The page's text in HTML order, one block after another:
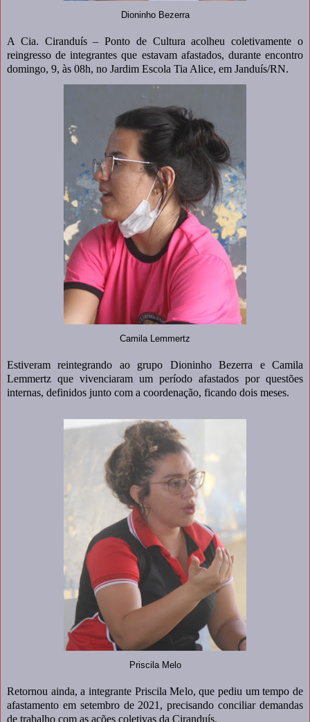
Dioninho Bezerra
A Cia. Ciranduís – Ponto de Cultura acolheu coletivamente o
reingresso de integrantes que estavam afastados, durante encontro
domingo, 9, às 08h, no Jardim Escola Tia Alice, em Janduís/RN.
Camila Lemmertz
Estiveram reintegrando ao grupo Dioninho Bezerra e Camila
Lemmertz que vivenciaram um período afastados por questões
internas, definidos junto com a coordenação, ficando dois meses.
Priscila Melo
Retornou ainda, a integrante Priscila Melo, que pediu um tempo de
afastamento em setembro de 2021, precisando conciliar demandas
de trabalho com as ações coletivas da Ciranduís.